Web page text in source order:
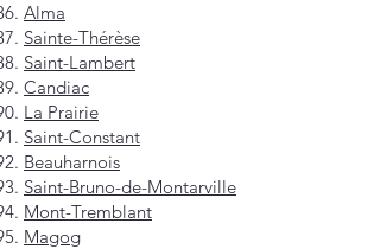
Alma
Sainte-Thérèse
Saint-Lambert
Candiac
La Prairie
Saint-Constant
Beauharnois
Saint-Bruno-de-Montarville
Mont-Tremblant
Magog